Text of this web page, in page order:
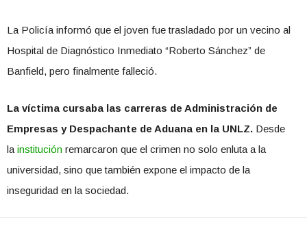
La Policía informó que el joven fue trasladado por un vecino al
Hospital de Diagnóstico Inmediato “Roberto Sánchez” de
Banfield, pero finalmente falleció.
La víctima cursaba las carreras de Administración de
Empresas y Despachante de Aduana en la UNLZ. Desde
la institución remarcaron que el crimen no solo enluta a la
universidad, sino que también expone el impacto de la
inseguridad en la sociedad.